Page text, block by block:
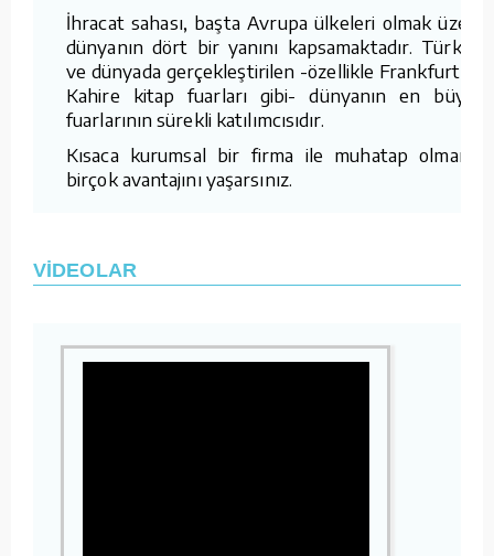
İhracat sahası, başta Avrupa ülkeleri olmak üzere
dünyanın dört bir yanını kapsamaktadır. Türkiye
ve dünyada gerçekleştirilen -özellikle Frankfurt ve
Kahire kitap fuarları gibi- dünyanın en büyük
fuarlarının sürekli katılımcısıdır.
Kısaca kurumsal bir firma ile muhatap olmanın
birçok avantajını yaşarsınız.
VİDEOLAR